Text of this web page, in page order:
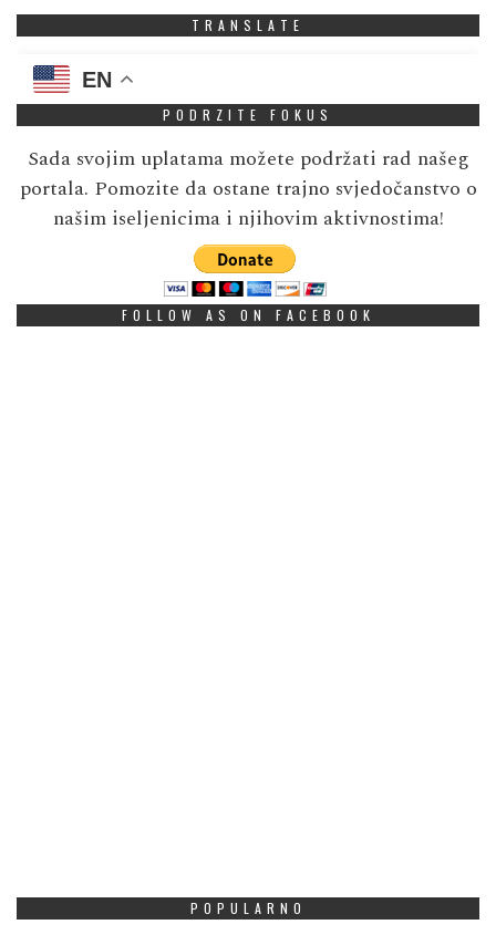
TRANSLATE
EN
PODRZITE FOKUS
Sada svojim uplatama možete podržati rad našeg
portala. Pomozite da ostane trajno svjedočanstvo o
našim iseljenicima i njihovim aktivnostima!
FOLLOW AS ON FACEBOOK
POPULARNO